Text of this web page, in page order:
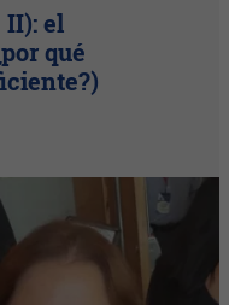
II): el
qué